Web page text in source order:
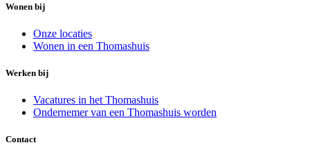
Wonen bij
Onze locaties
Wonen in een Thomashuis
Werken bij
Vacatures in het Thomashuis
Ondernemer van een Thomashuis worden
Contact